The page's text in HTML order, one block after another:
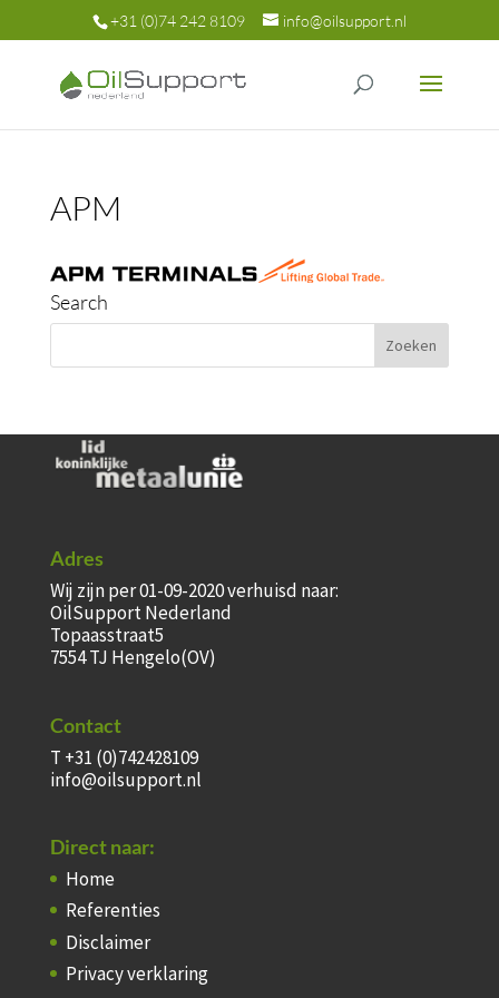
+31 (0)74 242 8109 info@oilsupport.nl
APM
Search
Adres
Wij zijn per 01-09-2020 verhuisd naar:
OilSupport Nederland
Topaasstraat5
7554 TJ Hengelo(OV)
Contact
T +31 (0)742428109
info@oilsupport.nl
Direct naar:
Home
Referenties
Disclaimer
Privacy verklaring